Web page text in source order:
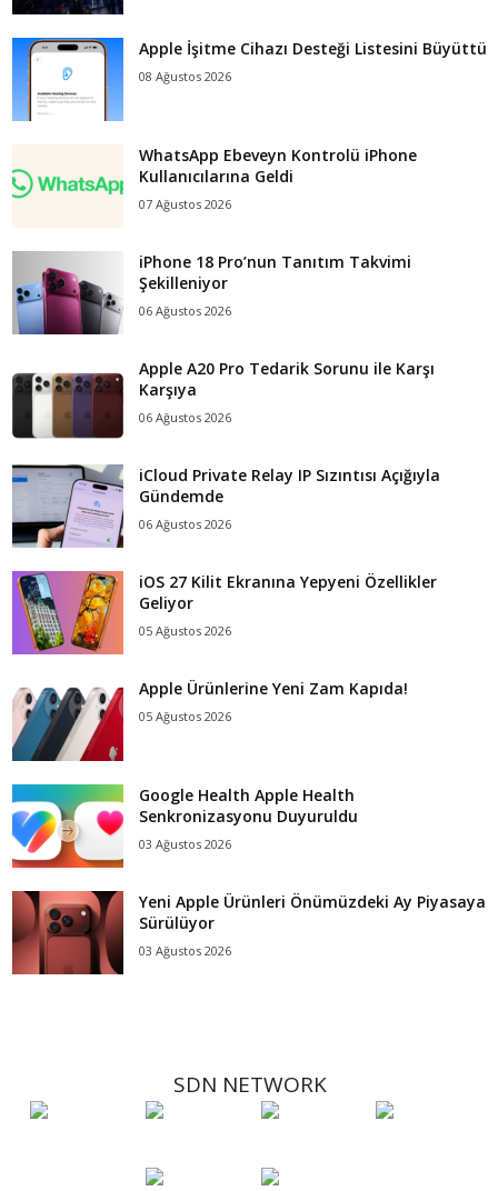
Apple İşitme Cihazı Desteği Listesini Büyüttü
08 Ağustos 2026
WhatsApp Ebeveyn Kontrolü iPhone
Kullanıcılarına Geldi
07 Ağustos 2026
iPhone 18 Pro’nun Tanıtım Takvimi
Şekilleniyor
06 Ağustos 2026
Apple A20 Pro Tedarik Sorunu ile Karşı
Karşıya
06 Ağustos 2026
iCloud Private Relay IP Sızıntısı Açığıyla
Gündemde
06 Ağustos 2026
iOS 27 Kilit Ekranına Yepyeni Özellikler
Geliyor
05 Ağustos 2026
Apple Ürünlerine Yeni Zam Kapıda!
05 Ağustos 2026
Google Health Apple Health
Senkronizasyonu Duyuruldu
03 Ağustos 2026
Yeni Apple Ürünleri Önümüzdeki Ay Piyasaya
Sürülüyor
03 Ağustos 2026
SDN NETWORK